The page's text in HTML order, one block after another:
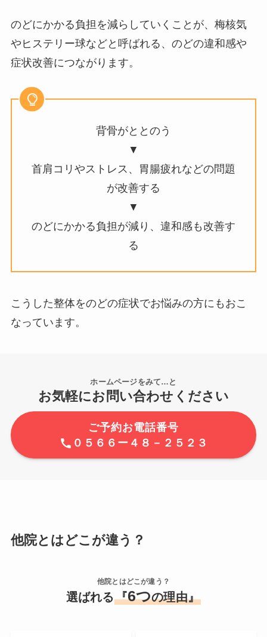
のどにかかる負担を減らしていくことが、梅核気
やヒステリー球などと呼ばれる、のどの違和感や
症状改善につながります。
背骨がととのう
▼
首肩コリやストレス、胃腸疲れなどの問題
が改善する
▼
のどにかかる負担が減り、違和感も改善す
る
こうした整体をのどの症状でお悩みの方にもおこ
なっています。
ホームページをみて…と
お気軽にお問い合わせください
ご予約お電話番号
０５６６ー４８－２５２３
他院とはどこが違う？
他院とはどこが違う？
選ばれる 『6つの理由』